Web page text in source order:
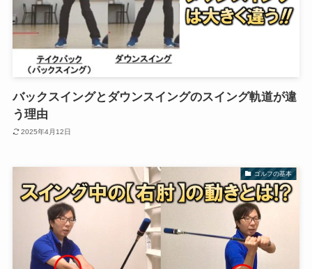
バックスイングとダウンスイングのスイング軌道が違
う理由
2025年4月12日
ゴルフの基本